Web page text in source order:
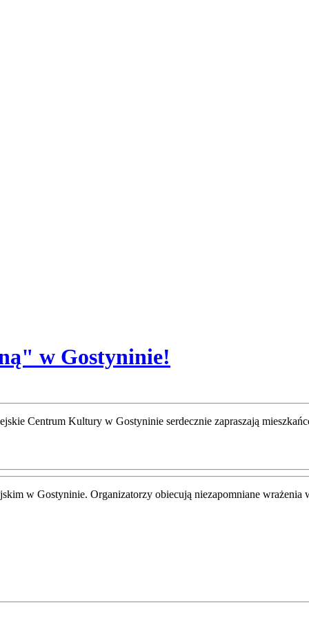
w Gostyninie!
Centrum Kultury w Gostyninie serdecznie zapraszają
w Gostyninie. Organizatorzy obiecują niezapomniane